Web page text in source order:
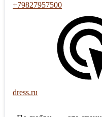
+79827957500
dress.ru